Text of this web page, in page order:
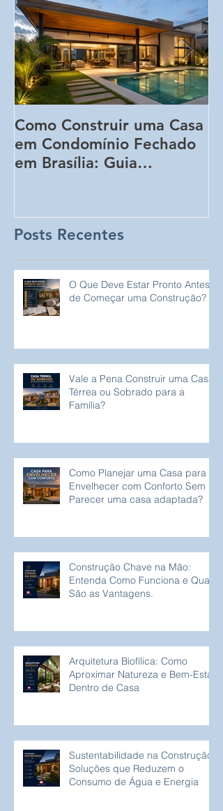
Como Construir uma Casa
em Condomínio Fechado
em Brasília: Guia
Posts Recentes
O Que Deve Estar Pronto Antes
de Começar uma Construção?
Vale a Pena Construir uma Casa
Térrea ou Sobrado para a
Família?
Como Planejar uma Casa para
Envelhecer com Conforto Sem
Parecer uma casa adaptada?
Construção Chave na Mão:
Entenda Como Funciona e Quais
São as Vantagens.
Arquitetura Biofílica: Como
Aproximar Natureza e Bem-Estar
Dentro de Casa
Sustentabilidade na Construção:
Soluções que Reduzem o
Consumo de Água e Energia